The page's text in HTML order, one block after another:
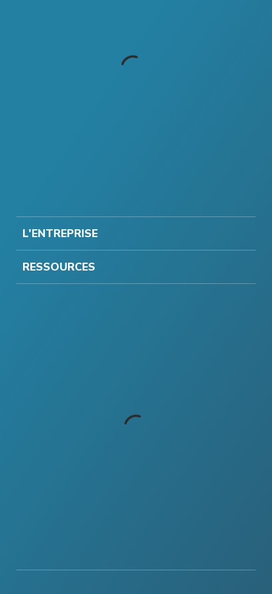
L'ENTREPRISE
RESSOURCES